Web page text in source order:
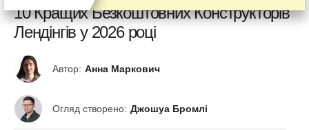
10 Кращих Безкоштовних Конструкторів
Лендінгів у 2026 році
Автор: Анна Маркович
Огляд створено: Джошуа Бромлі